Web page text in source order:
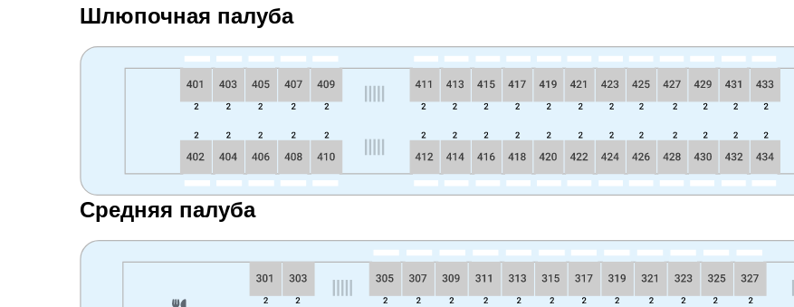
Шлюпочная палуба
Средняя палуба